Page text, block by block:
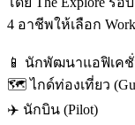
4 อาชีพให้เลือก
📱 นักพัฒนาแอฟิเคชั่
🗺️ ไกด์ท่องเที่ยว
✈️ นักบิน (Pilot)